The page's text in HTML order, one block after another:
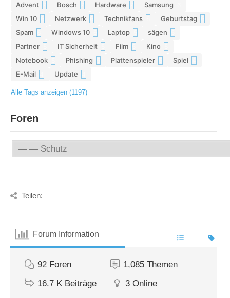
Advent Bosch Hardware Samsung
Win 10 Netzwerk Technikfans Geburtstag
Spam Windows 10 Laptop sägen
Partner IT Sicherheit Film Kino
Notebook Phishing Plattenspieler Spiel
E-Mail Update
Alle Tags anzeigen (1197)
Foren
Teilen:
Forum Information
92 Foren 1,085 Themen
16.7 K Beiträge 3 Online